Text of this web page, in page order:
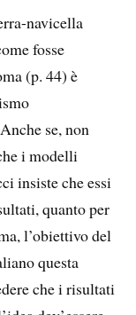
navicella
fosse
(p. 44) è
se, non
i modelli
insiste che essi
quanto per
l’obiettivo del
questa
che i risultati